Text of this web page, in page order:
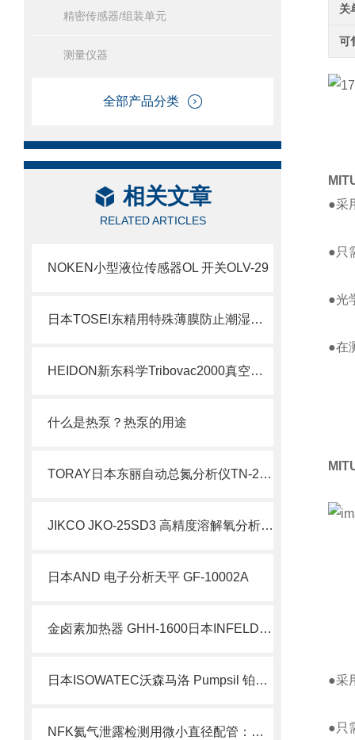
精密传感器/组装单元
测量仪器
全部产品分类
相关文章
RELATED ARTICLES
NOKEN小型液位传感器OL 开关OLV-29
日本TOSEI东精用特殊薄膜防止潮湿和氧化HV-400包装机北崎有售
HEIDON新东科学Tribovac2000真空摩擦与磨损测试仪 产品介绍
什么是热泵？热泵的用途
TORAY日本东丽自动总氮分析仪TN-200MD
JIKCO JKO-25SD3 高精度溶解氧分析仪技术介绍 北崎国际现货
日本AND 电子分析天平 GF-10002A
金卤素加热器 GHH-1600日本INFELDGE英富丽北崎华北总经销
日本ISOWATEC沃森马洛 Pumpsil 铂金硫化硅胶管北崎有售
NFK氦气泄露检测用微小直径配管：精密真空系统的神经末梢
关
可
●采
●只
●光
●在
●采
●只